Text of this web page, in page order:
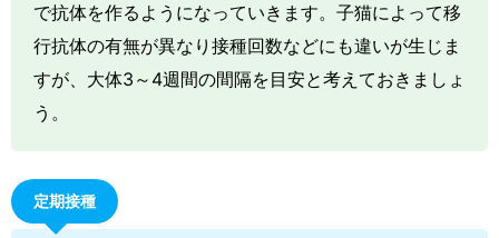
で抗体を作るようになっていきます。子猫によって移
行抗体の有無が異なり接種回数などにも違いが生じま
すが、大体3～4週間の間隔を目安と考えておきましょ
う。
定期接種